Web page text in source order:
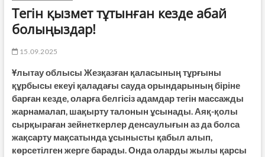
Тегін қызмет тұтынған кезде абай
болыңыздар!
15.09.2025
Ұлытау облысы Жезқазған қаласының тұрғыны
құрбысы екеуі қаладағы сауда орындарының біріне
барған кезде, оларға белгісіз адамдар тегін массажды
жарнамалап, шақырту талонын ұсынады. Аяқ-қолы
сырқыраған зейнеткерлер денсаулығын аз да болса
жақсарту мақсатында ұсынысты қабыл алып,
көрсетілген жерге барады. Онда оларды жылы қарсы